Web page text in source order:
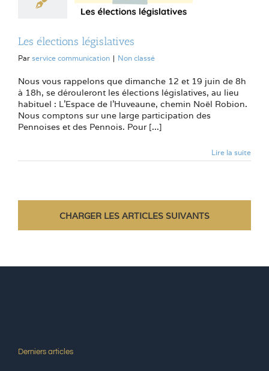
Les élections législatives
Par service communication | Non classé
Nous vous rappelons que dimanche 12 et 19 juin de 8h
à 18h, se dérouleront les élections législatives, au lieu
habituel : L'Espace de l'Huveaune, chemin Noël Robion.
Nous comptons sur une large participation des
Pennoises et des Pennois. Pour [...]
Lire la suite
CHARGER LES ARTICLES SUIVANTS
Derniers articles